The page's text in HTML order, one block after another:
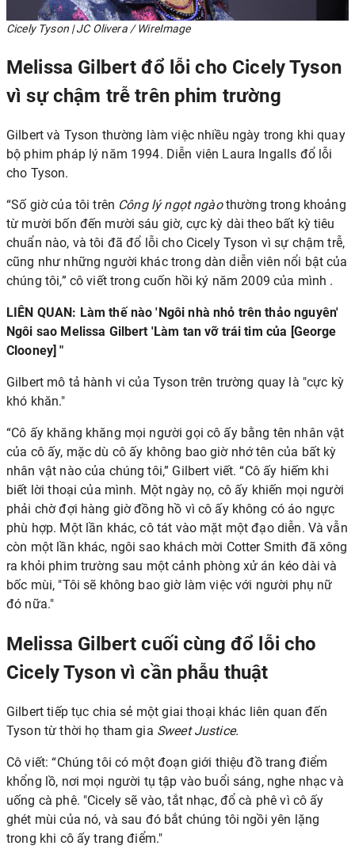
Cicely Tyson | JC Olivera / WireImage
Melissa Gilbert đổ lỗi cho Cicely Tyson
vì sự chậm trễ trên phim trường
Gilbert và Tyson thường làm việc nhiều ngày trong khi quay
bộ phim pháp lý năm 1994. Diễn viên Laura Ingalls đổ lỗi
cho Tyson.
“Số giờ của tôi trên Công lý ngọt ngàothường trong khoảng
từ mười bốn đến mười sáu giờ, cực kỳ dài theo bất kỳ tiêu
chuẩn nào, và tôi đã đổ lỗi cho Cicely Tyson vì sự chậm trễ,
cũng như những người khác trong dàn diễn viên nổi bật của
chúng tôi,” cô viết trong cuốn hồi ký năm 2009 của mình .
LIÊN QUAN: Làm thế nào 'Ngôi nhà nhỏ trên thảo nguyên'
Ngôi sao Melissa Gilbert 'Làm tan vỡ trái tim của [George
Clooney] "
Gilbert mô tả hành vi của Tyson trên trường quay là "cực kỳ
khó khăn."
“Cô ấy khăng khăng mọi người gọi cô ấy bằng tên nhân vật
của cô ấy, mặc dù cô ấy không bao giờ nhớ tên của bất kỳ
nhân vật nào của chúng tôi,” Gilbert viết. “Cô ấy hiếm khi
biết lời thoại của mình. Một ngày nọ, cô ấy khiến mọi người
phải chờ đợi hàng giờ đồng hồ vì cô ấy không có áo ngực
phù hợp. Một lần khác, cô tát vào mặt một đạo diễn. Và vẫn
còn một lần khác, ngôi sao khách mời Cotter Smith đã xông
ra khỏi phim trường sau một cảnh phòng xử án kéo dài và
bốc mùi, "Tôi sẽ không bao giờ làm việc với người phụ nữ
đó nữa."
Melissa Gilbert cuối cùng đổ lỗi cho
Cicely Tyson vì cần phẫu thuật
Gilbert tiếp tục chia sẻ một giai thoại khác liên quan đến
Tyson từ thời họ tham gia Sweet Justice.
Cô viết: “Chúng tôi có một đoạn giới thiệu đồ trang điểm
khổng lồ, nơi mọi người tụ tập vào buổi sáng, nghe nhạc và
uống cà phê. "Cicely sẽ vào, tắt nhạc, đổ cà phê vì cô ấy
ghét mùi của nó, và sau đó bắt chúng tôi ngồi yên lặng
trong khi cô ấy trang điểm."